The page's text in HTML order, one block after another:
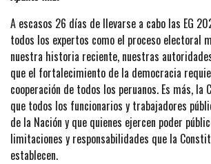
A escasos 26 días de llevarse a cabo las EG
todos los expertos como el proceso electoral
nuestra historia reciente, nuestras
que el fortalecimiento de la democracia
cooperación de todos los peruanos. Es más, la
que todos los funcionarios y trabajadores
de la Nación y que quienes ejercen poder
limitaciones y responsabilidades que la
establecen.